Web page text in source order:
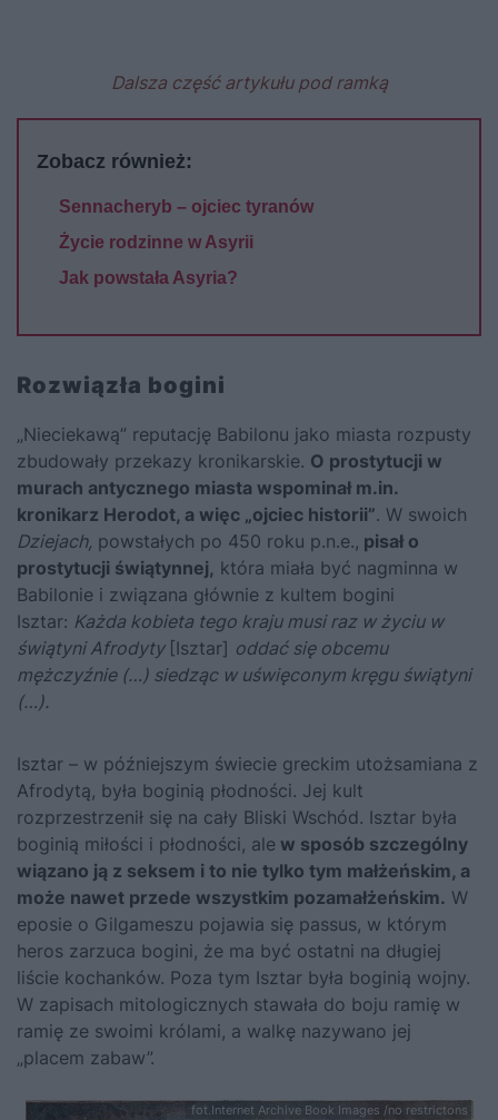
Dalsza część artykułu pod ramką
Zobacz również:
Sennacheryb – ojciec tyranów
Życie rodzinne w Asyrii
Jak powstała Asyria?
Rozwiązła bogini
„Nieciekawą” reputację Babilonu jako miasta rozpusty
zbudowały przekazy kronikarskie. O prostytucji w
murach antycznego miasta wspominał m.in.
kronikarz Herodot, a więc „ojciec historii”. W swoich
Dziejach, powstałych po 450 roku p.n.e., pisał o
prostytucji świątynnej, która miała być nagminna w
Babilonie i związana głównie z kultem bogini
Isztar: Każda kobieta tego kraju musi raz w życiu w
świątyni Afrodyty [Isztar] oddać się obcemu
mężczyźnie (…) siedząc w uświęconym kręgu świątyni
(…).
Isztar – w późniejszym świecie greckim utożsamiana z
Afrodytą, była boginią płodności. Jej kult
rozprzestrzenił się na cały Bliski Wschód. Isztar była
boginią miłości i płodności, ale w sposób szczególny
wiązano ją z seksem i to nie tylko tym małżeńskim, a
może nawet przede wszystkim pozamałżeńskim. W
eposie o Gilgameszu pojawia się passus, w którym
heros zarzuca bogini, że ma być ostatni na długiej
liście kochanków. Poza tym Isztar była boginią wojny.
W zapisach mitologicznych stawała do boju ramię w
ramię ze swoimi królami, a walkę nazywano jej
„placem zabaw”.
fot.Internet Archive Book Images /no restrictons